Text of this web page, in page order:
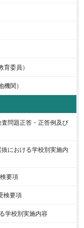
委員）
関）
問題正答・正答例及び
における学校別実施内
要項
検要項
学校別実施内容